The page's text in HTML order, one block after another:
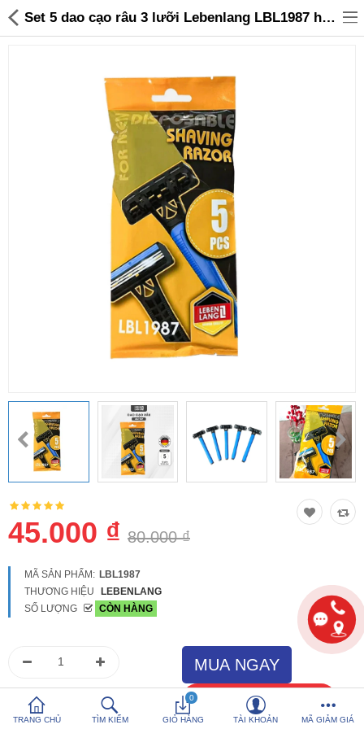
Đồ gia dụng & Nhà cửa
So sánh Yêu thích (0)
Hotline: 0816 505 655
Tải App SanHangRe nhận Quà
TRANG CHỦ TÌM KIẾM
0
GIỎ HÀNG TÀI KHOẢN MÃ GIẢM GIÁ
Set 5 dao cạo râu 3 lưỡi Lebenlang LBL1987 hàng Đức - 45,000 | Sanhangre
45.000 ₫ 80.000 ₫
MÃ SẢN PHẨM: LBL1987
THƯƠNG HIỆU
LEBENLANG
SỐ LƯỢNG
CÒN HÀNG